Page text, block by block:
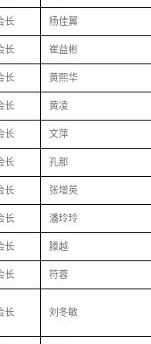
长 杨佳翼
长 崔益彬
长 黄熙华
长 黄凌
长 文萍
长 孔那
长 张增英
长 潘玲玲
长 滕越
长 符蓉
长 刘冬敏